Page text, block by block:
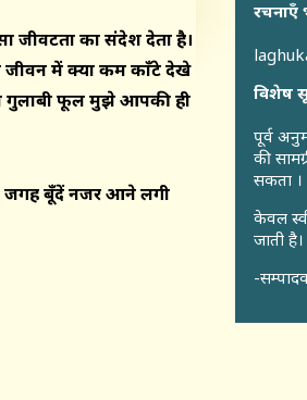
जीवटता का संदेश देता है।
में क्या कम काँटे देखे
गुलाबी फूल मुझे आपकी ही
बूँदेंनजर आने लगी
विशेष
पूर्व
की
सकता ।
केवल
जाती है।
-